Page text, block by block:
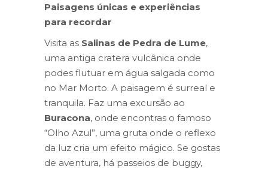
Paisagens únicas e experiências
para recordar
Visita as Salinas de Pedra de Lume,
uma antiga cratera vulcânica onde
podes flutuar em água salgada como
no Mar Morto. A paisagem é surreal e
tranquila. Faz uma excursão ao
Buracona, onde encontras o famoso
“Olho Azul”, uma gruta onde o reflexo
da luz cria um efeito mágico. Se gostas
de aventura, há passeios de buggy,